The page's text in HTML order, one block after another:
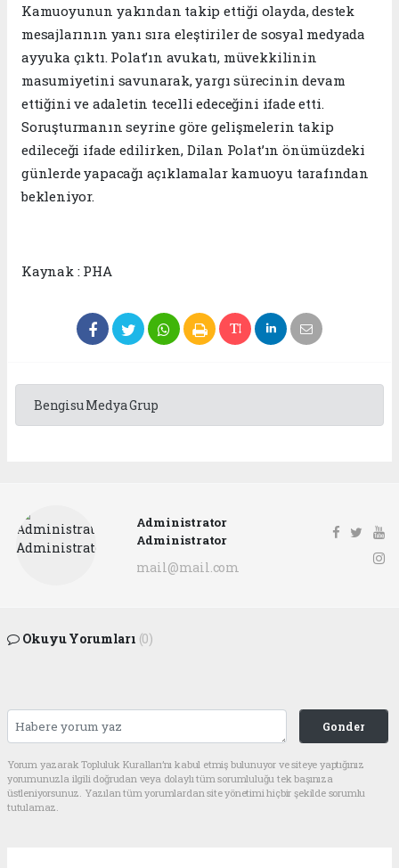
Kamuoyunun yakından takip ettiği olayda, destek
mesajlarının yanı sıra eleştiriler de sosyal medyada
ayyuka çıktı. Polat’ın avukatı, müvekkilinin
masumiyetini savunarak, yargı sürecinin devam
ettiğini ve adaletin tecelli edeceğini ifade etti.
Soruşturmanın seyrine göre gelişmelerin takip
edileceği ifade edilirken, Dilan Polat’ın önümüzdeki
günlerde yapacağı açıklamalar kamuoyu tarafından
bekleniyor.
Kaynak : PHA
Bengisu Medya Grup
Administrator
Administrator
mail@mail.com
Okuyu Yorumları (0)
Gonder
Yorum yazarak Topluluk Kuralları’nı kabul etmiş bulunuyor ve siteye yaptığınız
yorumunuzla ilgili doğrudan veya dolaylı tüm sorumluluğu tek başınıza
üstleniyorsunuz. Yazılan tüm yorumlardan site yönetimi hiçbir şekilde sorumlu
tutulamaz.